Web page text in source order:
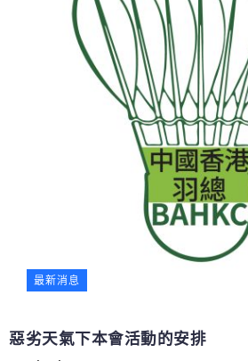
最新消息
惡劣天氣下本會活動的安排